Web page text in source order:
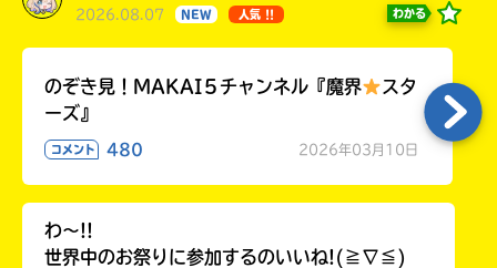
2026.08.07 NEW 人気 !! わかる
のぞき見！MAKAI５チャンネル『魔界
スタ
ーズ』
コメント 480 2026年03月10日
わ〜!!
世界中のお祭りに参加するのいいね!(≧∇≦)